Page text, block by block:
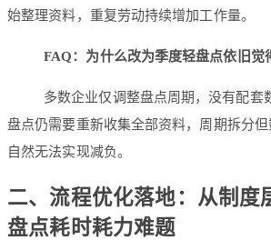
始整理资料，重复劳动持续增加工作量。
FAQ：为什么改为季度轻盘点依旧觉
多数企业仅调整盘点周期，没有配套
盘点仍需要重新收集全部资料，周期拆分但
自然无法实现减负。
二、流程优化落地：从制度
盘点耗时耗力难题